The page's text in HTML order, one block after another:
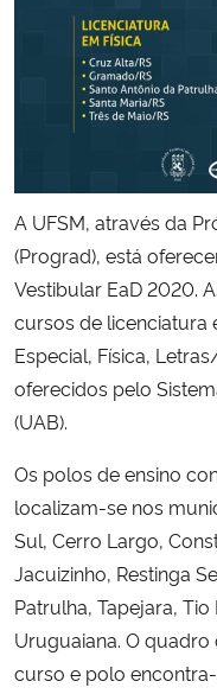
Secretaria-Geral
Secretaria de Governo
Gabinete de Segurança
Banco Central do Brasil
Planalto
A UFSM, através da
(Prograd), está
Vestibular EaD 2020.
cursos de licenciatura
Especial, Física,
oferecidos pelo
(UAB).
Os polos de ensino
localizam-se nos
Sul, Cerro Largo,
Jacuizinho, Restinga
Patrulha, Tapejara,
Uruguaiana. O
curso e polo